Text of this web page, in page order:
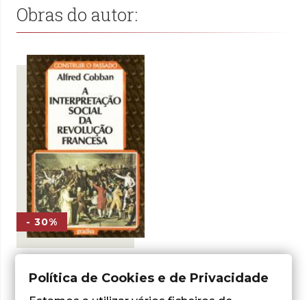
Obras do autor:
- 30%
A Interpretação
Política de Cookies e de Privacidade